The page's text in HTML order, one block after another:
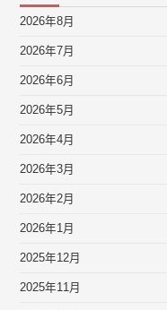
2026年8月
2026年7月
2026年6月
2026年5月
2026年4月
2026年3月
2026年2月
2026年1月
2025年12月
2025年11月